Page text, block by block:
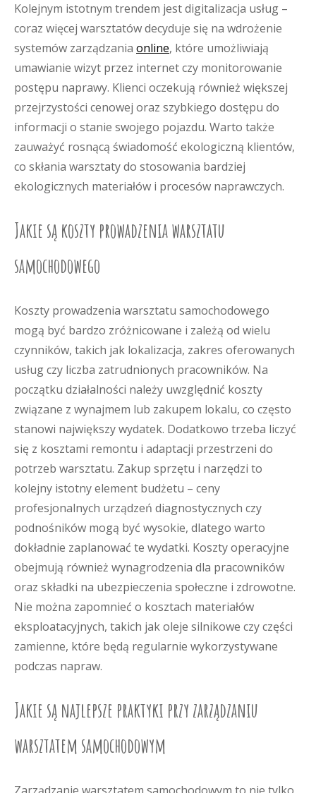
Kolejnym istotnym trendem jest digitalizacja usług –
coraz więcej warsztatów decyduje się na wdrożenie
systemów zarządzania online, które umożliwiają
umawianie wizyt przez internet czy monitorowanie
postępu naprawy. Klienci oczekują również większej
przejrzystości cenowej oraz szybkiego dostępu do
informacji o stanie swojego pojazdu. Warto także
zauważyć rosnącą świadomość ekologiczną klientów,
co skłania warsztaty do stosowania bardziej
ekologicznych materiałów i procesów naprawczych.
Jakie są koszty prowadzenia warsztatu
samochodowego
Koszty prowadzenia warsztatu samochodowego
mogą być bardzo zróżnicowane i zależą od wielu
czynników, takich jak lokalizacja, zakres oferowanych
usług czy liczba zatrudnionych pracowników. Na
początku działalności należy uwzględnić koszty
związane z wynajmem lub zakupem lokalu, co często
stanowi największy wydatek. Dodatkowo trzeba liczyć
się z kosztami remontu i adaptacji przestrzeni do
potrzeb warsztatu. Zakup sprzętu i narzędzi to
kolejny istotny element budżetu – ceny
profesjonalnych urządzeń diagnostycznych czy
podnośników mogą być wysokie, dlatego warto
dokładnie zaplanować te wydatki. Koszty operacyjne
obejmują również wynagrodzenia dla pracowników
oraz składki na ubezpieczenia społeczne i zdrowotne.
Nie można zapomnieć o kosztach materiałów
eksploatacyjnych, takich jak oleje silnikowe czy części
zamienne, które będą regularnie wykorzystywane
podczas napraw.
Jakie są najlepsze praktyki przy zarządzaniu
warsztatem samochodowym